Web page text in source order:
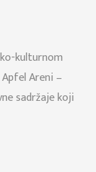
kulturnom
Areni –
sadržaje koji